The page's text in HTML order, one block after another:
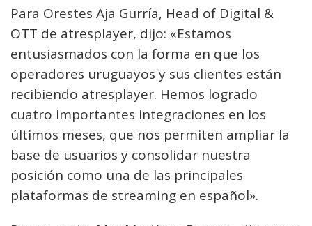
Para Orestes Aja Gurría, Head of Digital &
OTT de atresplayer, dijo: «Estamos
entusiasmados con la forma en que los
operadores uruguayos y sus clientes están
recibiendo atresplayer. Hemos logrado
cuatro importantes integraciones en los
últimos meses, que nos permiten ampliar la
base de usuarios y consolidar nuestra
posición como una de las principales
plataformas de streaming en español».